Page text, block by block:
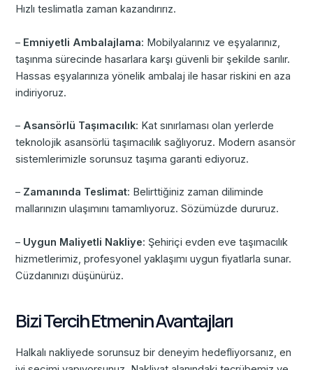
Hızlı teslimatla zaman kazandırırız.
– Emniyetli Ambalajlama: Mobilyalarınız ve eşyalarınız,
taşınma sürecinde hasarlara karşı güvenli bir şekilde sarılır.
Hassas eşyalarınıza yönelik ambalaj ile hasar riskini en aza
indiriyoruz.
– Asansörlü Taşımacılık: Kat sınırlaması olan yerlerde
teknolojik asansörlü taşımacılık sağlıyoruz. Modern asansör
sistemlerimizle sorunsuz taşıma garanti ediyoruz.
– Zamanında Teslimat: Belirttiğiniz zaman diliminde
mallarınızın ulaşımını tamamlıyoruz. Sözümüzde dururuz.
– Uygun Maliyetli Nakliye: Şehiriçi evden eve taşımacılık
hizmetlerimiz, profesyonel yaklaşımı uygun fiyatlarla sunar.
Cüzdanınızı düşünürüz.
Bizi Tercih Etmenin Avantajları
Halkalı nakliyede sorunsuz bir deneyim hedefliyorsanız, en